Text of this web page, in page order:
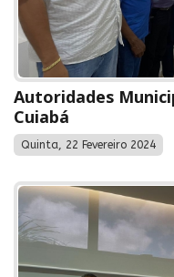
Autoridades
Cuiabá
Quinta, 22 Fevereiro 2024